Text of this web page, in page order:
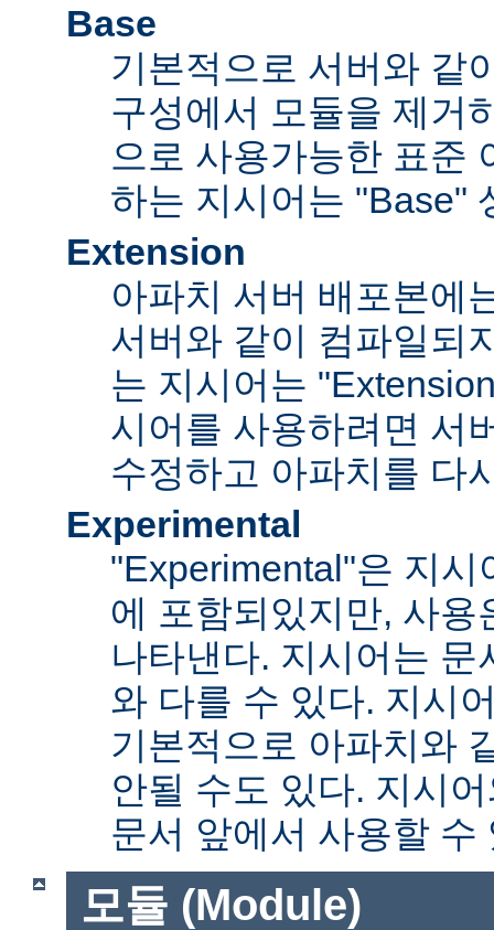
Base
기본적으로 서버와 같
구성에서 모듈을 제거
으로 사용가능한 표준
하는 지시어는 "Base"
Extension
아파치 서버 배포본에
서버와 같이 컴파일되
는 지시어는
시어를 사용하려면 서
수정하고 아파치를 다
Experimental
"Experimental"은 지시
에 포함되있지만, 사용
나타낸다. 지시어는
와 다를 수 있다. 지시
기본적으로 아파치와
안될 수도 있다. 지시
문서 앞에서 사용할 수
모듈 (Module)